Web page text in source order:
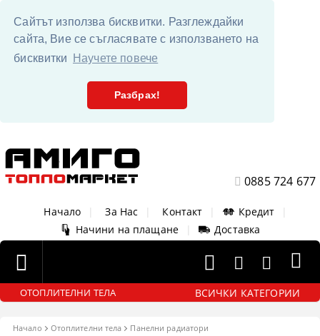
Сайтът използва бисквитки. Разглеждайки
сайта, Вие се съгласявате с използването на
бисквитки
Научете повече
Разбрах!
0885 724 677
Начало За Нас Контакт Кредит
Начини на плащане
Доставка
ОТОПЛИТЕЛНИ ТЕЛА ВСИЧКИ КАТЕГОРИИ
Начало Отоплителни тела Панелни радиатори